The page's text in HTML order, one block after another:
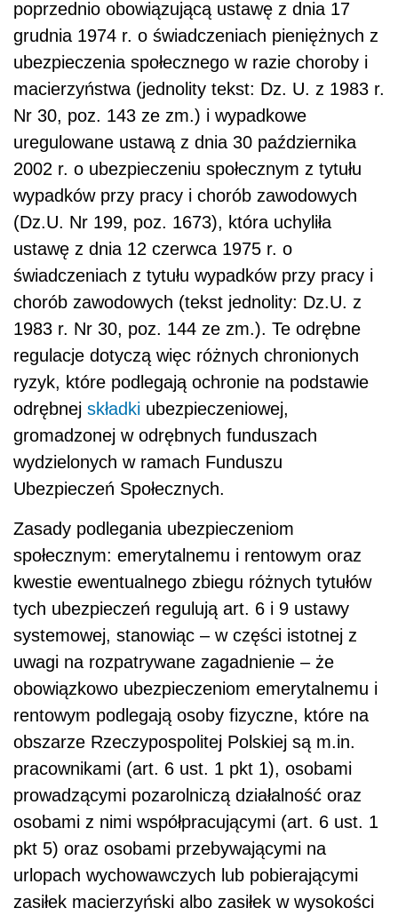
poprzednio obowiązującą ustawę z dnia 17
grudnia 1974 r. o świadczeniach pieniężnych z
ubezpieczenia społecznego w razie choroby i
macierzyństwa (jednolity tekst: Dz. U. z 1983 r.
Nr 30, poz. 143 ze zm.) i wypadkowe
uregulowane ustawą z dnia 30 października
2002 r. o ubezpieczeniu społecznym z tytułu
wypadków przy pracy i chorób zawodowych
(Dz.U. Nr 199, poz. 1673), która uchyliła
ustawę z dnia 12 czerwca 1975 r. o
świadczeniach z tytułu wypadków przy pracy i
chorób zawodowych (tekst jednolity: Dz.U. z
1983 r. Nr 30, poz. 144 ze zm.). Te odrębne
regulacje dotyczą więc różnych chronionych
ryzyk, które podlegają ochronie na podstawie
odrębnej składki ubezpieczeniowej,
gromadzonej w odrębnych funduszach
wydzielonych w ramach Funduszu
Ubezpieczeń Społecznych.
Zasady podlegania ubezpieczeniom
społecznym: emerytalnemu i rentowym oraz
kwestie ewentualnego zbiegu różnych tytułów
tych ubezpieczeń regulują art. 6 i 9 ustawy
systemowej, stanowiąc – w części istotnej z
uwagi na rozpatrywane zagadnienie – że
obowiązkowo ubezpieczeniom emerytalnemu i
rentowym podlegają osoby fizyczne, które na
obszarze Rzeczypospolitej Polskiej są m.in.
pracownikami (art. 6 ust. 1 pkt 1), osobami
prowadzącymi pozarolniczą działalność oraz
osobami z nimi współpracującymi (art. 6 ust. 1
pkt 5) oraz osobami przebywającymi na
urlopach wychowawczych lub pobierającymi
zasiłek macierzyński albo zasiłek w wysokości